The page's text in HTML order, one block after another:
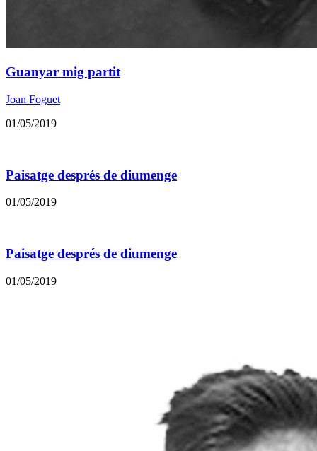
Guanyar mig partit
Joan Foguet
01/05/2019
Paisatge després de diumenge
01/05/2019
Paisatge després de diumenge
01/05/2019